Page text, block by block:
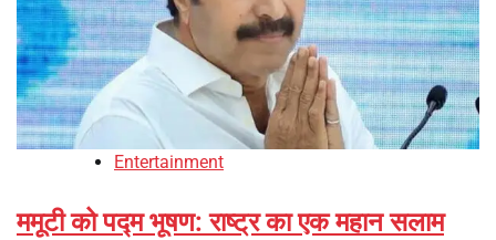
Entertainment
ममूटी को पद्म भूषण: राष्ट्र का एक महान सलाम